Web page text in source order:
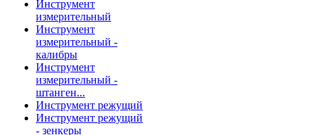
Инструмент
измерительный
Инструмент
измерительный -
калибры
Инструмент
измерительный -
штанген...
Инструмент режущий
Инструмент режущий
- зенкеры